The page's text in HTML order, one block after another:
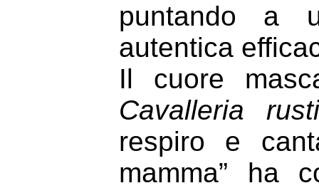
puntando a
autentica
Il cuore
Cavalleria
respiro e
mamma” ha